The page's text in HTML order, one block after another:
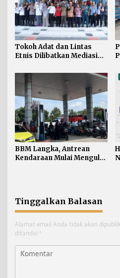
Tokoh Adat dan Lintas
Etnis Dilibatkan Mediasi
Nunukan
BBM Langka, Antrean
Kendaraan Mulai Mengular
Tinggalkan Balasan
Alamat email Anda tidak akan
ditandai *